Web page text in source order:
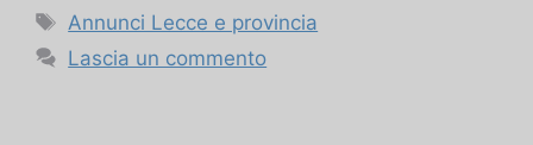
Tag
Annunci Lecce e provincia
Lascia un commento